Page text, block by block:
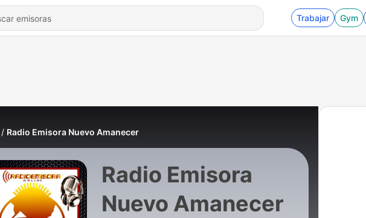
Trabajar Gym
Radio Emisora Nuevo Amanecer
Radio Emisora
Nuevo Amanecer